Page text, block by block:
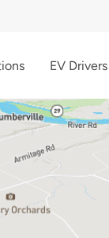
EV Drivers